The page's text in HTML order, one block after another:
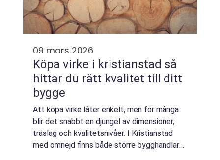
09 mars 2026
Köpa virke i kristianstad så
hittar du rätt kvalitet till ditt
bygge
Att köpa virke låter enkelt, men för många
blir det snabbt en djungel av dimensioner,
träslag och kvalitetsnivåer. I Kristianstad
med omnejd finns både större bygghandlar